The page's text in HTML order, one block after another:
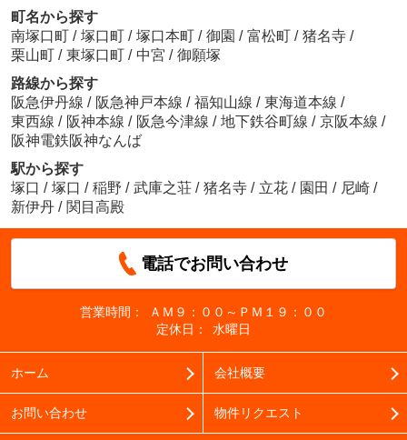
町名から探す
南塚口町 / 塚口町 / 塚口本町 / 御園 / 富松町 / 猪名寺 /
栗山町 / 東塚口町 / 中宮 / 御願塚
路線から探す
阪急伊丹線 / 阪急神戸本線 / 福知山線 / 東海道本線 /
東西線 / 阪神本線 / 阪急今津線 / 地下鉄谷町線 / 京阪本線 /
阪神電鉄阪神なんば
駅から探す
塚口 / 塚口 / 稲野 / 武庫之荘 / 猪名寺 / 立花 / 園田 / 尼崎 /
新伊丹 / 関目高殿
電話でお問い合わせ
営業時間：
ＡＭ９：００～ＰＭ１９：００
定休日：
水曜日
ホーム 会社概要
お問い合わせ 物件リクエスト